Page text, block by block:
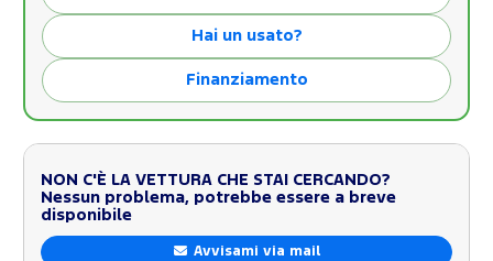
Hai un usato?
Finanziamento
NON C'È LA VETTURA CHE STAI CERCANDO?
Nessun problema, potrebbe essere a breve
disponibile
Avvisami via mail